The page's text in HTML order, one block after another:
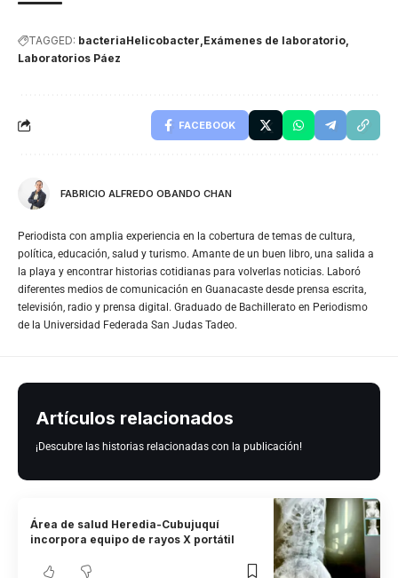
TAGGED: bacteriaHelicobacter Exámenes de laboratorio
Laboratorios Páez
FACEBOOK
FABRICIO ALFREDO OBANDO CHAN
Periodista con amplia experiencia en la cobertura de temas de cultura,
política, educación, salud y turismo. Amante de un buen libro, una salida a
la playa y encontrar historias cotidianas para volverlas noticias. Laboró
diferentes medios de comunicación en Guanacaste desde prensa escrita,
televisión, radio y prensa digital. Graduado de Bachillerato en Periodismo
de la Universidad Federada San Judas Tadeo.
Artículos relacionados
¡Descubre las historias relacionadas con la publicación!
Área de salud Heredia-Cubujuquí
incorpora equipo de rayos X portátil